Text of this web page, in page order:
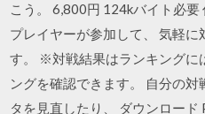
こう。 6,800円 124kバイト必
プレイヤーが参加して、 気軽
す。 ※対戦結果はランキングに
ングを確認できます。 自分の
タを見直したり、 ダウンロー